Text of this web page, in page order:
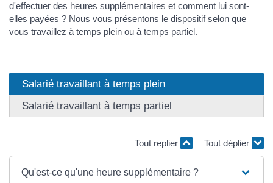
d'effectuer des heures supplémentaires et comment lui sont-
elles payées ? Nous vous présentons le dispositif selon que
vous travaillez à temps plein ou à temps partiel.
Salarié travaillant à temps plein
Salarié travaillant à temps partiel
Tout replier Tout déplier
Qu'est-ce qu'une heure supplémentaire ?